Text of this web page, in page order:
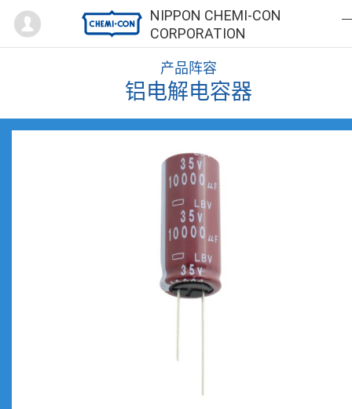
NIPPON CHEMI-CON
CORPORATION
Mypage
产品阵容
铝电解电容器